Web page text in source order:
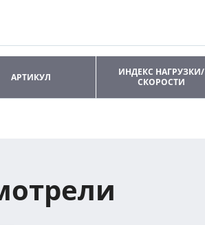
АРТИКУЛ
ИНДЕКС НАГРУЗКИ/
СКОРОСТИ